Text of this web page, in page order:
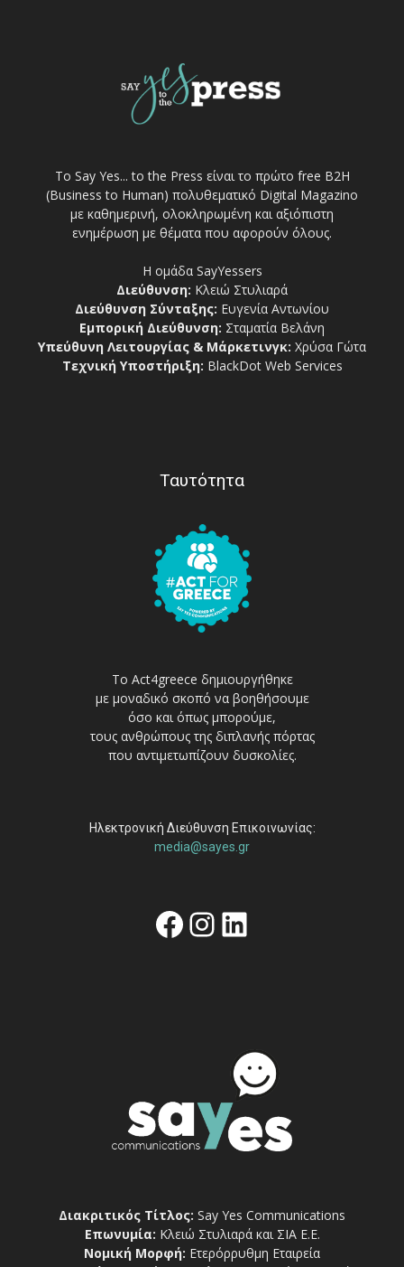
Το Say Yes... to the Press είναι το πρώτο free Β2Η
(Business to Human) πολυθεματικό Digital Magazino
με καθημερινή, ολοκληρωμένη και αξιόπιστη
ενημέρωση με θέματα που αφορούν όλους.
Η ομάδα SayYessers
Διεύθυνση: Κλειώ Στυλιαρά
Διεύθυνση Σύνταξης: Ευγενία Αντωνίου
Εμπορική Διεύθυνση: Σταματία Βελάνη
Υπεύθυνη Λειτουργίας & Μάρκετινγκ: Χρύσα Γώτα
Τεχνική Υποστήριξη: BlackDot Web Services
Ταυτότητα
Το Act4greece δημιουργήθηκε
με μοναδικό σκοπό να βοηθήσουμε
όσο και όπως μπορούμε,
τους ανθρώπους της διπλανής πόρτας
που αντιμετωπίζουν δυσκολίες.
Ηλεκτρονική Διεύθυνση Επικοινωνίας:
media@sayes.gr
Facebook
Instagram
Linkedin
Διακριτικός Τίτλος: Say Yes Communications
Επωνυμία: Κλειώ Στυλιαρά και ΣΙΑ Ε.Ε.
Νομική Μορφή: Ετερόρρυθμη Εταιρεία